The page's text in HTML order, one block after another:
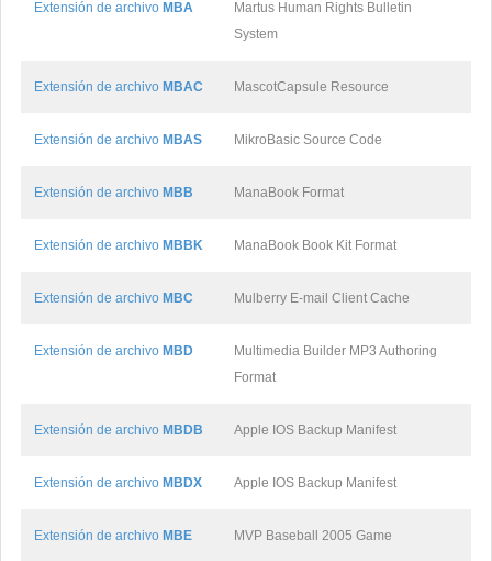
Extensión de archivo MBA
Martus Human Rights Bulletin
System
Extensión de archivo MBAC MascotCapsule Resource
Extensión de archivo MBAS MikroBasic Source Code
Extensión de archivo MBB ManaBook Format
Extensión de archivo MBBK ManaBook Book Kit Format
Extensión de archivo MBC Mulberry E-mail Client Cache
Extensión de archivo MBD
Multimedia Builder MP3 Authoring
Format
Extensión de archivo MBDB Apple IOS Backup Manifest
Extensión de archivo MBDX Apple IOS Backup Manifest
Extensión de archivo MBE MVP Baseball 2005 Game